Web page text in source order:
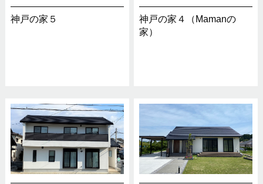
神戸の家５
神戸の家４（Mamanの
家）